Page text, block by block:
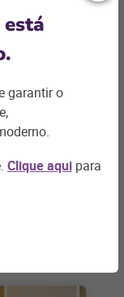
garantir o
Clique aqui para